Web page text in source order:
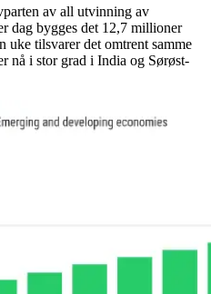
av all utvinning av
dag bygges det 12,7 millioner
uke tilsvarer det omtrent samme
nå i stor grad i India og Sørøst-